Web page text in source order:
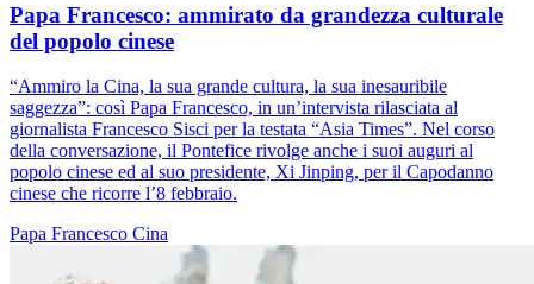
Papa Francesco: ammirato da grandezza culturale
del popolo cinese
“Ammiro la Cina, la sua grande cultura, la sua inesauribile
saggezza”: così Papa Francesco, in un’intervista rilasciata al
giornalista Francesco Sisci per la testata “Asia Times”. Nel corso
della conversazione, il Pontefice rivolge anche i suoi auguri al
popolo cinese ed al suo presidente, Xi Jinping, per il Capodanno
cinese che ricorre l’8 febbraio.
Papa Francesco Cina